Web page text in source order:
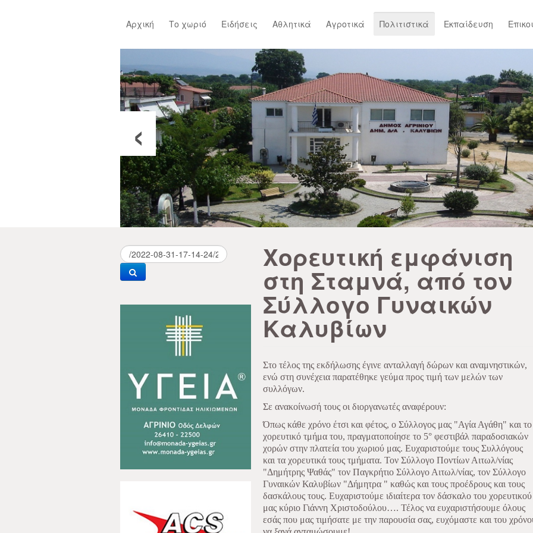
Αρχική Το χωριό Ειδήσεις Αθλητικά Αγροτικά Πολιτιστικά Εκπαίδευση
‹
Χορευτική εμφάνιση
στη Σταμνά, από τον
Σύλλογο Γυναικών
Καλυβίων
Στο τέλος της εκδήλωσης έγινε ανταλλαγή δώρων και αναμνηστικών,
ενώ στη συνέχεια παρατέθηκε γεύμα προς τιμή των μελών των
συλλόγων.
Σε ανακοίνωσή τους οι διοργανωτές αναφέρουν:
Όπως κάθε χρόνο έτσι και φέτος, ο Σύλλογος μας "Αγία Αγάθη" και το
χορευτικό τμήμα του, πραγματοποίησε το 5° φεστιβάλ παραδοσιακών
χορών στην πλατεία του χωριού μας. Ευχαριστούμε τους Συλλόγους
και τα χορευτικά τους τμήματα. Τον Σύλλογο Ποντίων Αιτωλ/νίας
"Δημήτρης Ψαθάς" τον Παγκρήτιο Σύλλογο Αιτωλ/νίας, τον Σύλλογο
Γυναικών Καλυβίων "Δήμητρα " καθώς και τους προέδρους και τους
δασκάλους τους. Ευχαριστούμε ιδιαίτερα τον δάσκαλο του χορευτικού
μας κύριο Γιάννη Χριστοδούλου…. Τέλος να ευχαριστήσουμε όλους
εσάς που μας τιμήσατε με την παρουσία σας, ευχόμαστε και του